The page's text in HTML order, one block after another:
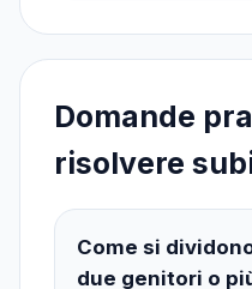
Domande
risolvere
Come si
due genitori o